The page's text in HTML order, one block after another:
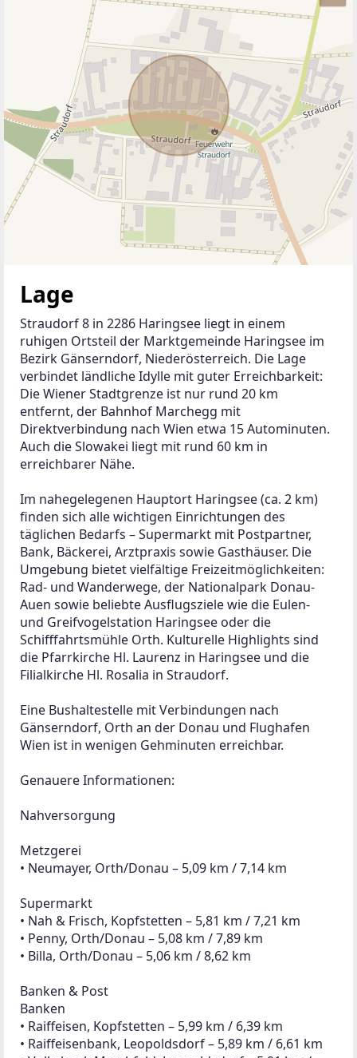
täglichen Bedarfs – Supermarkt mit Postpartner,
Bank, Bäckerei, Arztpraxis sowie Gasthäuser. Die
Umgebung bietet vielfältige Freizeitmöglichkeiten:
Rad- und Wanderwege, der Nationalpark Donau-
Auen sowie beliebte Ausflugsziele wie die Eulen-
und Greifvogelstation Haringsee oder die
Schifffahrtsmühle Orth. Kulturelle Highlights sind
die Pfarrkirche Hl. Laurenz in Haringsee und die
Filialkirche Hl. Rosalia in Straudorf.
Eine Bushaltestelle mit Verbindungen nach
Gänserndorf, Orth an der Donau und Flughafen
Wien ist in wenigen Gehminuten erreichbar.
Nahversorgung
Metzgerei
• Neumayer, Orth/Donau – 5,09 km / 7,14 km
Supermarkt
• Nah & Frisch, Kopfstetten – 5,81 km / 7,21 km
• Penny, Orth/Donau – 5,08 km / 7,89 km
• Billa, Orth/Donau – 5,06 km / 8,62 km
Banken & Post
• Raiffeisen, Kopfstetten – 5,99 km / 6,39 km
• Raiffeisenbank, Leopoldsdorf – 5,89 km / 6,61 km
• Volksbank Marchfeld, Leopoldsdorf – 5,91 km /
6,81 km
Post
• Postpartner, Kopfstetten – 5,84 km / 6,65 km
• Post Söser, Orth/Donau – 5,17 km / 7,22 km
• Postpartner, Lassee – 7,36 km / 9,87 km
Tankstelle & Trafik
• Wagram – 2,41 km / 2,73 km
• Orth – 4,40 km / 6,28 km
• Andlersdorf – 5,31 km / 9,57 km
Trafik
• Kirchenberg, Kopfstetten – 5,71 km / 7,06 km
Gastronomie & Snacks
• Wernhart, Haringsee – 3,46 km / 5,22 km
• Binder, Orth – 5,27 km / 7,48 km
Pizza/Snacks
• Pizzeria Alfonso, Orth – 5,07 km / 7,12 km
• Monte Christo – 5,99 km / 7,56 km
Café/Eis